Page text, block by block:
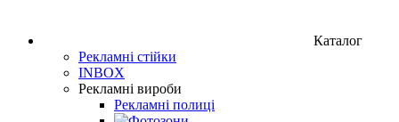
Каталог
Рекламні стійки
INBOX
Рекламні вироби
Рекламні полиці